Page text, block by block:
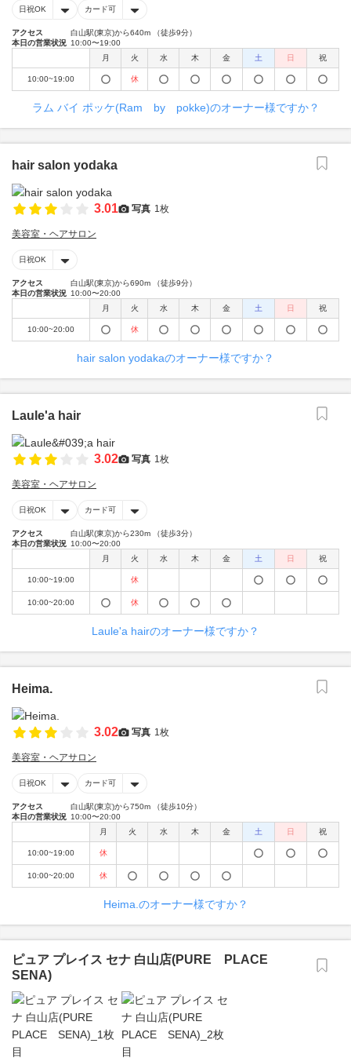
日祝OK カード可
アクセス
白山駅(東京)から640m （徒歩9分）
本日の営業状況 10:00〜19:00
月
火 水 木 金 土 日 祝
10:00~19:00 休
ラム バイ ポッケ(Ram by pokke)のオーナー様ですか？
hair salon yodaka
3.01 写真 1枚
美容室・ヘアサロン
日祝OK
アクセス
白山駅(東京)から690m （徒歩9分）
本日の営業状況 10:00〜20:00
月
火 水 木 金 土 日 祝
10:00~20:00 休
hair salon yodakaのオーナー様ですか？
Laule'a hair
3.02 写真 1枚
美容室・ヘアサロン
日祝OK カード可
アクセス
白山駅(東京)から230m （徒歩3分）
本日の営業状況 10:00〜20:00
月
火 水 木 金 土 日 祝
10:00~19:00 休
10:00~20:00 休
Laule'a hairのオーナー様ですか？
Heima.
3.02 写真 1枚
美容室・ヘアサロン
日祝OK カード可
アクセス
白山駅(東京)から750m （徒歩10分）
本日の営業状況 10:00〜20:00
月
火 水 木 金 土 日 祝
10:00~19:00 休
10:00~20:00 休
Heima.のオーナー様ですか？
ピュア プレイス セナ 白山店(PURE PLACE
SENA)